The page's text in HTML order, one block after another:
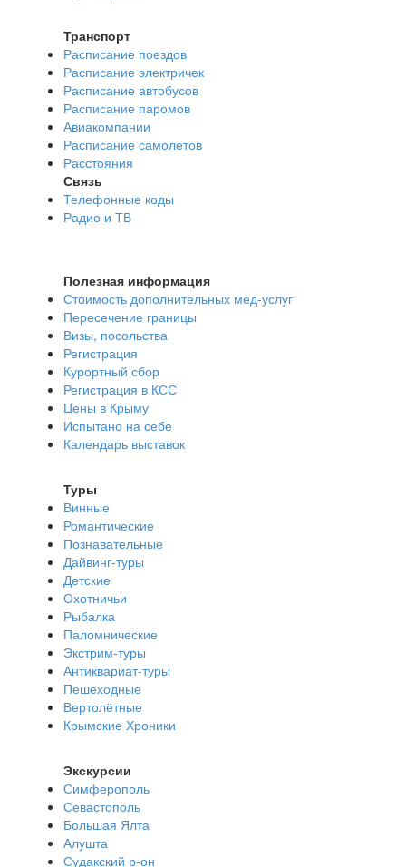
Транспорт
Расписание поездов
Расписание электричек
Расписание автобусов
Расписание паромов
Авиакомпании
Расписание самолетов
Расстояния
Связь
Телефонные коды
Радио и ТВ
Полезная информация
Стоимость дополнительных мед-услуг
Пересечение границы
Визы, посольства
Регистрация
Курортный сбор
Регистрация в КСС
Цены в Крыму
Испытано на себе
Календарь выставок
Туры
Винные
Романтические
Познавательные
Дайвинг-туры
Детские
Охотничьи
Рыбалка
Паломнические
Экстрим-туры
Антиквариат-туры
Пешеходные
Вертолётные
Крымские Хроники
Экскурсии
Симферополь
Севастополь
Большая Ялта
Алушта
Судакский р-он